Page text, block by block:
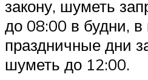
закону, шуметь
до 08:00 в будни,
праздничные дни
шуметь до 12:00.